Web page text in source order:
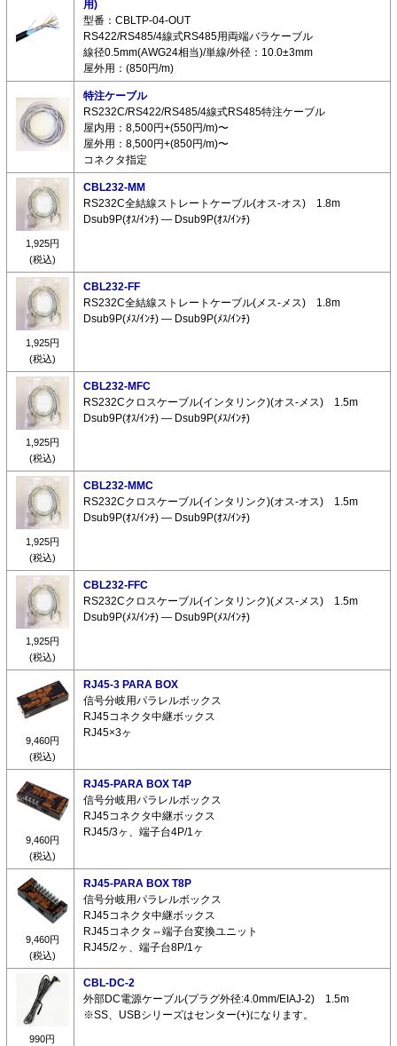
用)
型番：CBLTP-04-OUT
RS422/RS485/4線式RS485用両端バラケーブル
線径0.5mm(AWG24相当)/単線/外径：10.0±3mm
屋外用：(850円/m)
特注ケーブル
RS232C/RS422/RS485/4線式RS485特注ケーブル
屋内用：8,500円+(550円/m)〜
屋外用：8,500円+(850円/m)〜
コネクタ指定
1,925円
(税込)
CBL232-MM
RS232C全結線ストレートケーブル(オス-オス) 1.8m
Dsub9P(ｵｽ/ｲﾝﾁ) ― Dsub9P(ｵｽ/ｲﾝﾁ)
1,925円
(税込)
CBL232-FF
RS232C全結線ストレートケーブル(メス-メス) 1.8m
Dsub9P(ﾒｽ/ｲﾝﾁ) ― Dsub9P(ﾒｽ/ｲﾝﾁ)
1,925円
(税込)
CBL232-MFC
RS232Cクロスケーブル(インタリンク)(オス-メス) 1.5m
Dsub9P(ｵｽ/ｲﾝﾁ) ― Dsub9P(ﾒｽ/ｲﾝﾁ)
1,925円
(税込)
CBL232-MMC
RS232Cクロスケーブル(インタリンク)(オス-オス) 1.5m
Dsub9P(ｵｽ/ｲﾝﾁ) ― Dsub9P(ｵｽ/ｲﾝﾁ)
1,925円
(税込)
CBL232-FFC
RS232Cクロスケーブル(インタリンク)(メス-メス) 1.5m
Dsub9P(ﾒｽ/ｲﾝﾁ) ― Dsub9P(ﾒｽ/ｲﾝﾁ)
9,460円
(税込)
RJ45-3 PARA BOX
信号分岐用パラレルボックス
RJ45コネクタ中継ボックス
RJ45×3ヶ
9,460円
(税込)
RJ45-PARA BOX T4P
信号分岐用パラレルボックス
RJ45コネクタ中継ボックス
RJ45/3ヶ、端子台4P/1ヶ
9,460円
(税込)
RJ45-PARA BOX T8P
信号分岐用パラレルボックス
RJ45コネクタ中継ボックス
RJ45コネクタ⇔端子台変換ユニット
RJ45/2ヶ、端子台8P/1ヶ
990円
CBL-DC-2
外部DC電源ケーブル(プラグ外径:4.0mm/EIAJ-2) 1.5m
※SS、USBシリーズはセンター(+)になります。